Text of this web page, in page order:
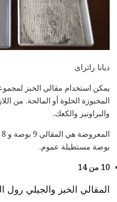
ديانا راتراى
يمكن استخدام مقالي الخبز
المخبوزة الحلوة أو المالحة. من
والبراونيز والكعك.
بوصة مستطيلة عموم.
10 من 14
المقالي الخبز والجيلي رول